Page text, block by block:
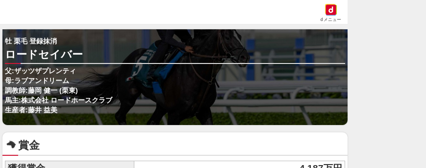
dメニュー
牡 栗毛 登録抹消
ロードセイバー
父:ザッツザプレンティ
母:ラブアンドリーム
調教師:藤岡 健一 (栗東)
馬主:株式会社 ロードホースクラブ
生産者:藤井 益美
賞金